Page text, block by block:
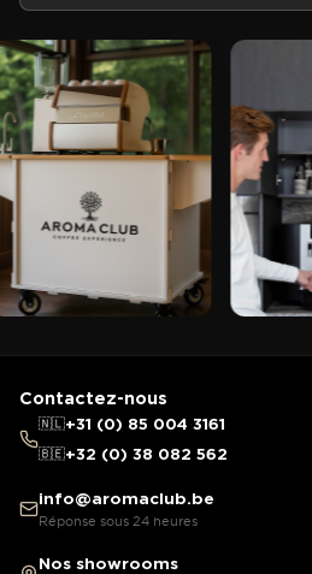
Contactez-nous
🇳🇱+31 (0) 85 004 3161
🇧🇪+32 (0) 38 082 562
info@aromaclub.be
Réponse sous 24 heures
Nos showrooms